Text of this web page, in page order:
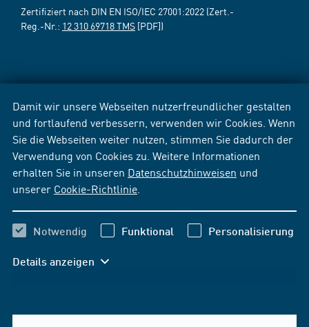
Damit wir unsere Webseiten nutzerfreundlicher gestalten
und fortlaufend verbessern, verwenden wir Cookies. Wenn
Sie die Webseiten weiter nutzen, stimmen Sie dadurch der
Verwendung von Cookies zu. Weitere Informationen
erhalten Sie in unseren Datenschutzhinweisen und
unserer Cookie-Richtlinie
Notwendig Funktional Personalisierung
Details anzeigen
Zertifiziert nach DIN EN ISO/IEC 27001:2022 (Zert.-
Reg.-Nr.: 12 310 69718 TMS [PDF])